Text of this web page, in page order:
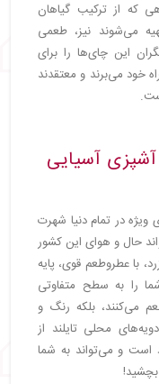
که از ترکیب گیاهان
می‌شوند نیز، طعمی
این چای‌ها را برای
خود می‌برند و معتقدند
آسیایی
ویژه در تمام دنیا شهرت
حال و هوای این کشور
با عطروطعم قوی، پایه
را به سطح متفاوتی
می‌کنند، بلکه رنگ و
محلی تایلند از
است و می‌تواند به شما